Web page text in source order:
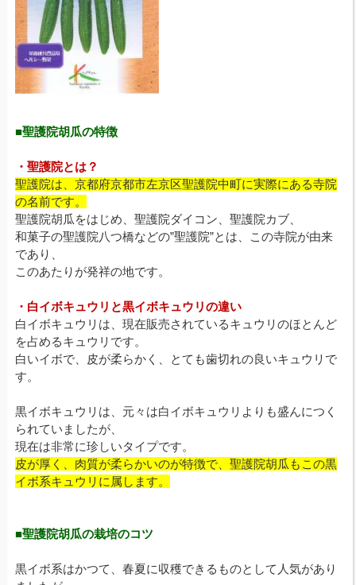
■聖護院胡瓜の特徴
・聖護院とは？
聖護院は、京都府京都市左京区聖護院中町に実際にある寺院
の名前です。
聖護院胡瓜をはじめ、聖護院ダイコン、聖護院カブ、
和菓子の聖護院八つ橋などの”聖護院”とは、この寺院が由来
であり、
このあたりが発祥の地です。
・白イボキュウリと黒イボキュウリの違い
白イボキュウリは、現在販売されているキュウリのほとんど
を占めるキュウリです。
白いイボで、皮が柔らかく、とても歯切れの良いキュウリで
す。
黒イボキュウリは、元々は白イボキュウリよりも盛んにつく
られていましたが、
現在は非常に珍しいタイプです。
皮が厚く、肉質が柔らかいのが特徴で、聖護院胡瓜もこの黒
イボ系キュウリに属します。
■聖護院胡瓜の栽培のコツ
黒イボ系はかつて、春夏に収穫できるものとして人気があり